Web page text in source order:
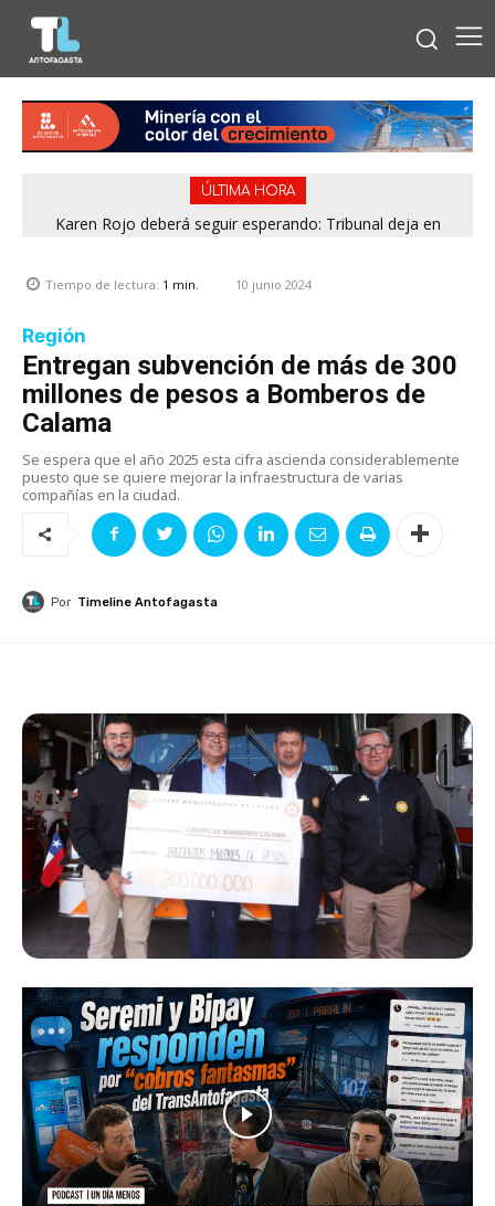
ÚLTIMA HORA
Karen Rojo deberá seguir esperando: Tribunal deja en
Tiempo de lectura: 1 min. 10 junio 2024
Región
Entregan subvención de más de 300
millones de pesos a Bomberos de
Calama
Se espera que el año 2025 esta cifra ascienda considerablemente
puesto que se quiere mejorar la infraestructura de varias
compañías en la ciudad.
Por Timeline Antofagasta